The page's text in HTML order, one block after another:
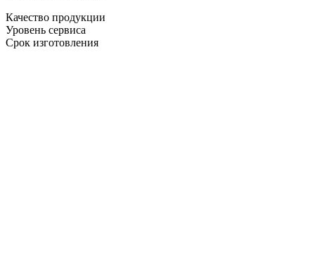
Качество продукции
Уровень сервиса
Срок изготовления